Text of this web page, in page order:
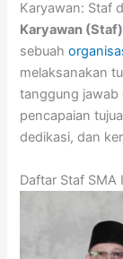
Karyawan: Staf
Karyawan (Staf)
sebuah
melaksanakan
tanggung jawab
pencapaian
dedikasi, dan
Daftar Staf